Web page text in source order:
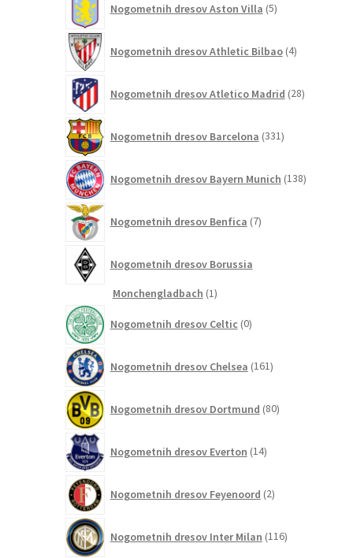
Nogometnih dresov Aston Villa 5izdelkov
Nogometnih dresov Athletic Bilbao 4izdelki
Nogometnih dresov Atletico Madrid 28izdelkov
Nogometnih dresov Barcelona 331izdelkov
Nogometnih dresov Bayern Munich 138izdelkov
Nogometnih dresov Benfica 7izdelkov
Nogometnih dresov Borussia
Monchengladbach 11
Nogometnih dresov Celtic 0izdelkov
Nogometnih dresov Chelsea 161izdelkov
Nogometnih dresov Dortmund 80izdelkov
Nogometnih dresov Everton 14izdelkov
Nogometnih dresov Feyenoord 2izdelka
Nogometnih dresov Inter Milan 116izdelkov